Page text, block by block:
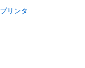
プリンタ